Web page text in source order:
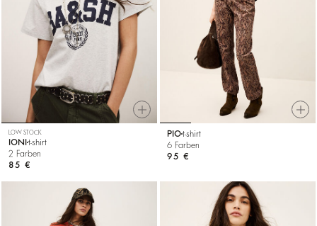
LOW STOCK
IONI t-shirt
2 Farben
85 €
PIOt-shirt
6 Farben
95 €